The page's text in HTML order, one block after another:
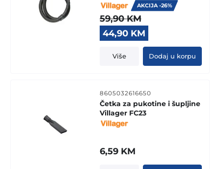
AKCIJA -26%
59,90KM
Original
price
was:
59,90 KM.
44,90 KM
price
is:
44,90 KM.
Više Dodaj u korpu
8605032616650
Četka za pukotine i šupljine
Villager FC23
6,59 KM